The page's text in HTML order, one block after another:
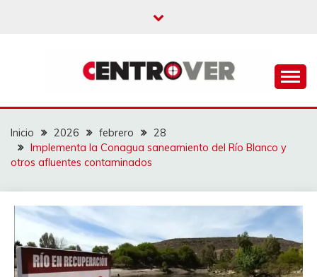
CENTROVER
NOTICIAS
Inicio 2026 febrero
28
Implementa la Conagua saneamiento del Río Blanco y
otros afluentes contaminados